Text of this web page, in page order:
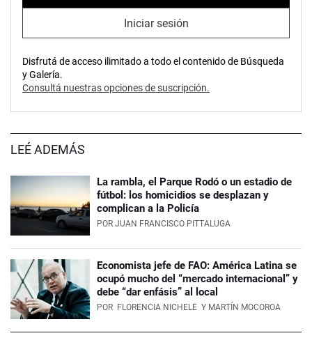
Iniciar sesión
Disfrutá de acceso ilimitado a todo el contenido de Búsqueda
y Galería.
Consultá nuestras opciones de suscripción.
LEÉ ADEMÁS
La rambla, el Parque Rodó o un estadio de
fútbol: los homicidios se desplazan y
complican a la Policía
POR JUAN FRANCISCO PITTALUGA
Economista jefe de FAO: América Latina se
ocupó mucho del “mercado internacional” y
debe “dar enfásis” al local
POR FLORENCIA NICHELE Y MARTÍN MOCOROA